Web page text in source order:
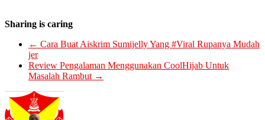
Sharing is caring
← Cara Buat Aiskrim Sumijelly Yang #Viral Rupanya Mudah
jer
Review Pengalaman Menggunakan CoolHijab Untuk
Masalah Rambut →